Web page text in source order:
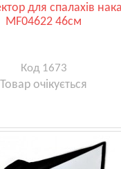
для спалахів
MF04622 46см
Код 1673
Товар очікується